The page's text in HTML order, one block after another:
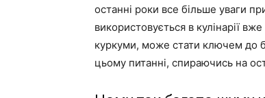
останні роки все більше уваги
використовується в кулінарії
куркуми, може стати ключем до
цьому питанні, спираючись на